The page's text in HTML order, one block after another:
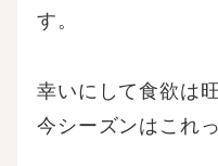
す。
幸いにして食欲は
今シーズンはこれ